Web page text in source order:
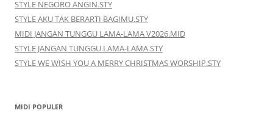
STYLE NEGORO ANGIN.STY
STYLE AKU TAK BERARTI BAGIMU.STY
MIDI JANGAN TUNGGU LAMA-LAMA V2026.MID
STYLE JANGAN TUNGGU LAMA-LAMA.STY
STYLE WE WISH YOU A MERRY CHRISTMAS WORSHIP.STY
MIDI POPULER